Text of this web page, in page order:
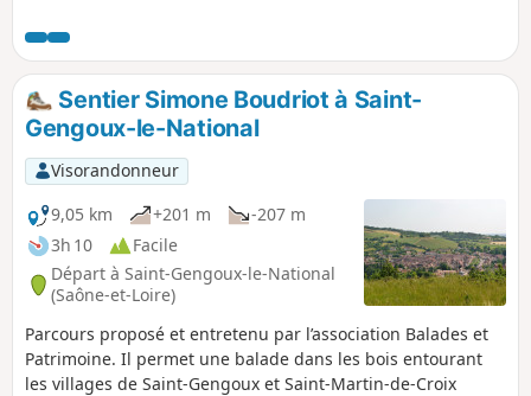
Sentier Simone Boudriot à Saint-
Gengoux-le-National
Visorandonneur
9,05 km
+201 m
-207 m
3h 10
Facile
Départ à Saint-Gengoux-le-National
(Saône-et-Loire)
Parcours proposé et entretenu par l’association Balades et
Patrimoine. Il permet une balade dans les bois entourant
les villages de Saint-Gengoux et Saint-Martin-de-Croix